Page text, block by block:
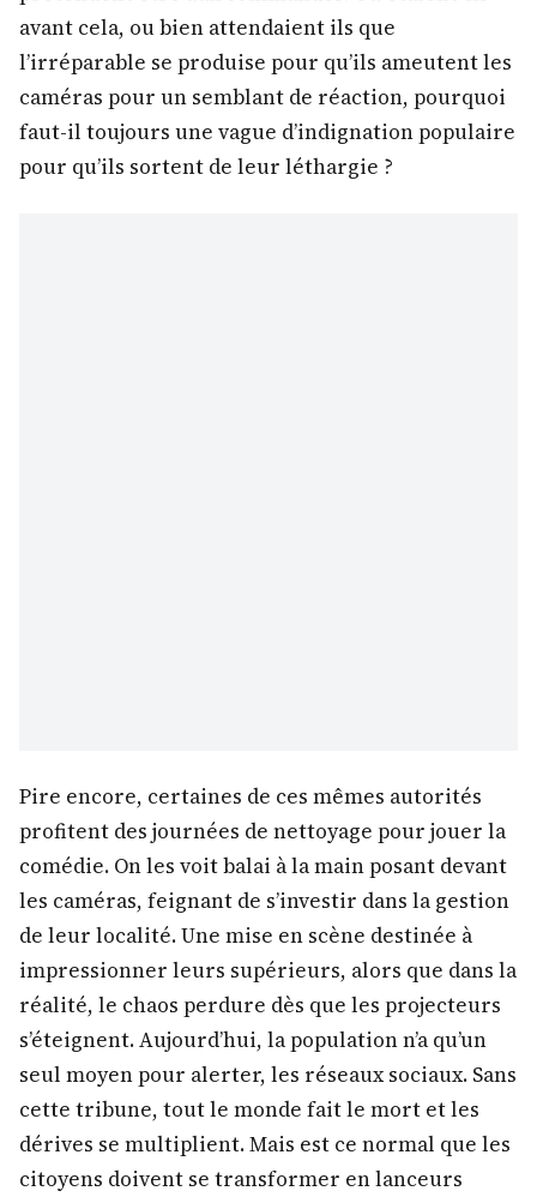
avant cela, ou bien attendaient ils que
l’irréparable se produise pour qu’ils ameutent les
caméras pour un semblant de réaction, pourquoi
faut-il toujours une vague d’indignation populaire
pour qu’ils sortent de leur léthargie ?
Pire encore, certaines de ces mêmes autorités
profitent des journées de nettoyage pour jouer la
comédie. On les voit balai à la main posant devant
les caméras, feignant de s’investir dans la gestion
de leur localité. Une mise en scène destinée à
impressionner leurs supérieurs, alors que dans la
réalité, le chaos perdure dès que les projecteurs
s’éteignent. Aujourd’hui, la population n’a qu’un
seul moyen pour alerter, les réseaux sociaux. Sans
cette tribune, tout le monde fait le mort et les
dérives se multiplient. Mais est ce normal que les
citoyens doivent se transformer en lanceurs